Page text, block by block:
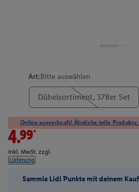
Art:Bitte auswählen
Dübelsortiment, 378er Set
Online ausverkauft! Ähnliche tolle Produkte
4.99*
inkl. MwSt. zzgl.
Lieferung
Sammle Lidl Punkte mit deinem